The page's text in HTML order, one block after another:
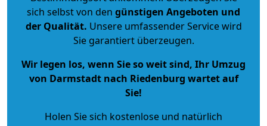
sich selbst von den günstigen Angeboten und
der Qualität. Unsere umfassender Service wird
Sie garantiert überzeugen.
Wir legen los, wenn Sie so weit sind, Ihr Umzug
von Darmstadt nach Riedenburg wartet auf
Sie!
Holen Sie sich kostenlose und natürlich